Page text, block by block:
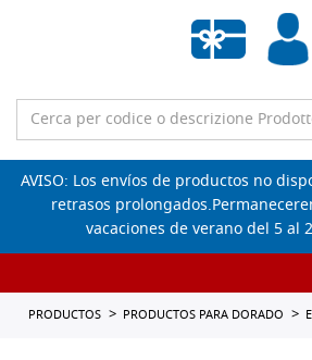
Lista de
AVISO: Los envíos de productos no
retrasos
vacaciones de verano del 5 al
PRODUCTOS PRODUCTOS PARA DORADO